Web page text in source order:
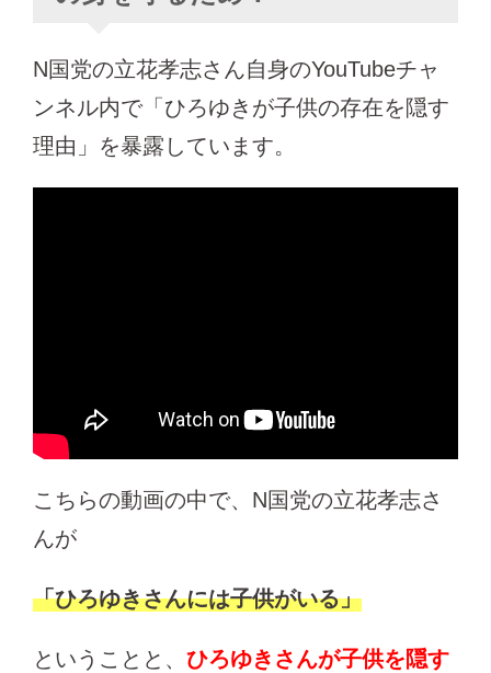
N国党の立花孝志さん自身のYouTubeチャ
ンネル内で「ひろゆきが子供の存在を隠す
理由」を暴露しています。
こちらの動画の中で、N国党の立花孝志さ
んが
「ひろゆきさんには子供がいる」
ということと、 ひろゆきさんが子供を隠す